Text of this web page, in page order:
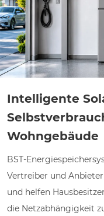
Intelligente
Wohngebäude
BST-
Vertreiber und
und helfen
die Netzabhängigkeit